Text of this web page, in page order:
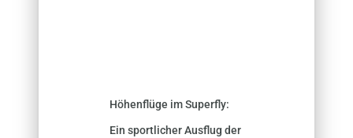
Höhenflüge im Superfly:
Ein sportlicher Ausflug der